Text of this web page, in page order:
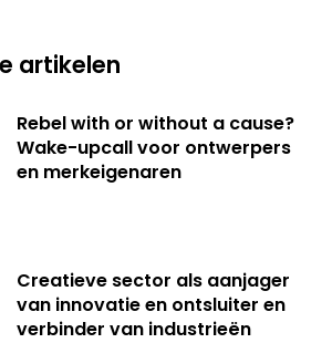
artikelen
Rebel with or without a cause?
Wake-upcall voor ontwerpers
en merkeigenaren
Creatieve sector als aanjager
van innovatie en ontsluiter en
verbinder van industrieën